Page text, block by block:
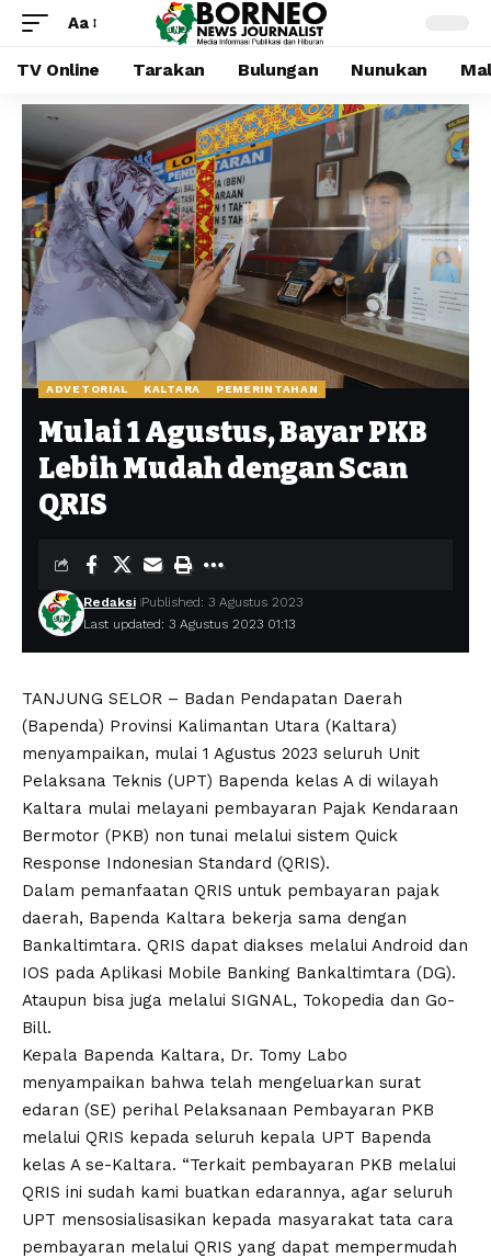
Aa
TV Online Tarakan Bulungan Nunukan
ADVETORIAL KALTARA PEMERINTAHAN
Mulai 1 Agustus, Bayar PKB
Lebih Mudah dengan Scan
QRIS
Last updated: 3 Agustus 2023 01:13
Redaksi Published: 3 Agustus 2023
TANJUNG SELOR – Badan Pendapatan Daerah
(Bapenda) Provinsi Kalimantan Utara (Kaltara)
menyampaikan, mulai 1 Agustus 2023 seluruh Unit
Pelaksana Teknis (UPT) Bapenda kelas A di wilayah
Kaltara mulai melayani pembayaran Pajak Kendaraan
Bermotor (PKB) non tunai melalui sistem Quick
Response Indonesian Standard (QRIS).
Dalam pemanfaatan QRIS untuk pembayaran pajak
daerah, Bapenda Kaltara bekerja sama dengan
Bankaltimtara. QRIS dapat diakses melalui Android dan
IOS pada Aplikasi Mobile Banking Bankaltimtara (DG).
Ataupun bisa juga melalui SIGNAL, Tokopedia dan Go-
Bill.
Kepala Bapenda Kaltara, Dr. Tomy Labo
menyampaikan bahwa telah mengeluarkan surat
edaran (SE) perihal Pelaksanaan Pembayaran PKB
melalui QRIS kepada seluruh kepala UPT Bapenda
kelas A se-Kaltara. “Terkait pembayaran PKB melalui
QRIS ini sudah kami buatkan edarannya, agar seluruh
UPT mensosialisasikan kepada masyarakat tata cara
pembayaran melalui QRIS yang dapat mempermudah